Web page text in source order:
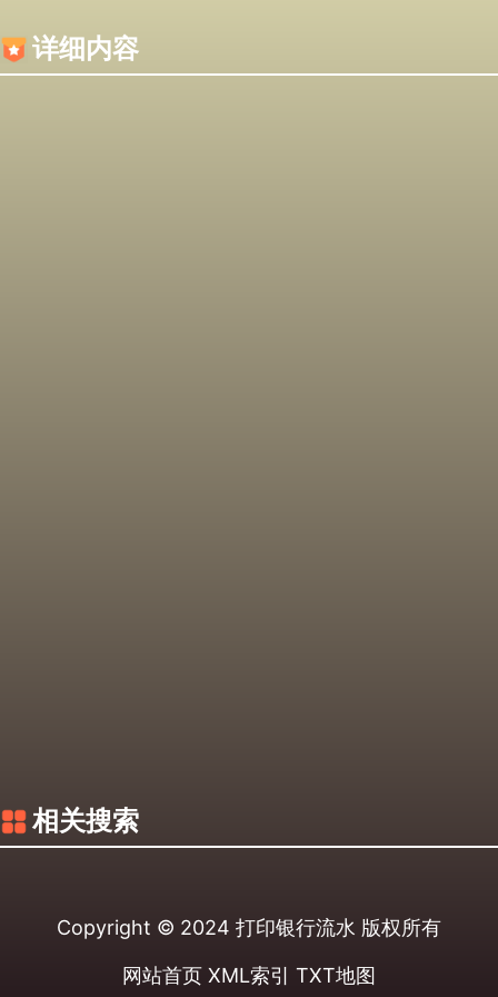
详细内容
相关搜索
Copyright © 2024 打印银行流水 版权所有
网站首页 XML索引 TXT地图